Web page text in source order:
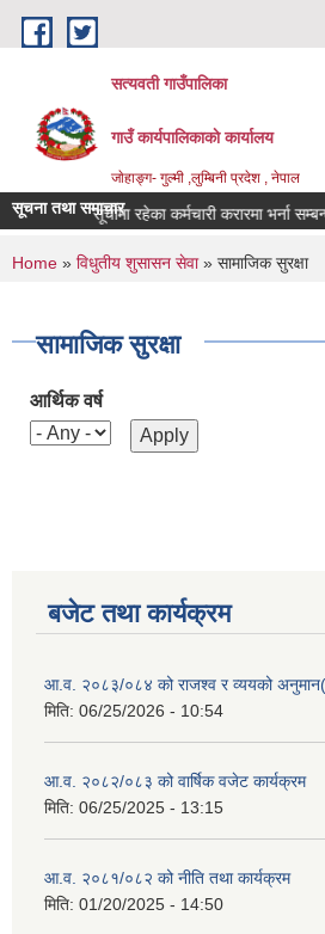
Skip to main content
सत्यवती गाउँपालिका
गाउँ कार्यपालिकाकाे कार्यालय
जाेहाङ्ग- गुल्मी ,लुम्बिनी प्रदेश , नेपाल
सूचना तथा समाचार
वैकल्पिक सूचीमा रहेका कर्मचारी करारमा भर्ना
You are here
Home » विधुतीय शुसासन सेवा» सामाजिक सुरक्षा
सामाजिक सुरक्षा
आर्थिक वर्ष
बजेट तथा कार्यक्रम
आ.व. २०८३/०८४ को राजश्व र व्ययको अनुमान(
मिति: 06/25/2026 - 10:54
आ.व. २०८२/०८३ को वार्षिक वजेट कार्यक्रम
मिति: 06/25/2025 - 13:15
आ.व. २०८१/०८२ को नीति तथा कार्यक्रम
मिति: 01/20/2025 - 14:50